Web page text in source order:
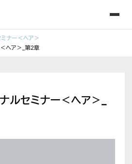
ナー＜ヘア＞
ヘア＞_第2章
ルセミナー＜ヘア＞_